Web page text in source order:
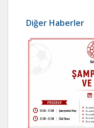
Diğer Haberler